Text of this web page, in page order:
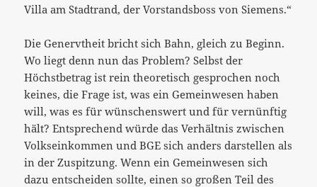
Villa am Stadtrand, der Vorstandsboss von Siemens.“
Die Genervtheit bricht sich Bahn, gleich zu Beginn.
Wo liegt denn nun das Problem? Selbst der
Höchstbetrag ist rein theoretisch gesprochen noch
keines, die Frage ist, was ein Gemeinwesen haben
will, was es für wünschenswert und für vernünftig
hält? Entsprechend würde das Verhältnis zwischen
Volkseinkommen und BGE sich anders darstellen als
in der Zuspitzung. Wenn ein Gemeinwesen sich
dazu entscheiden sollte, einen so großen Teil des